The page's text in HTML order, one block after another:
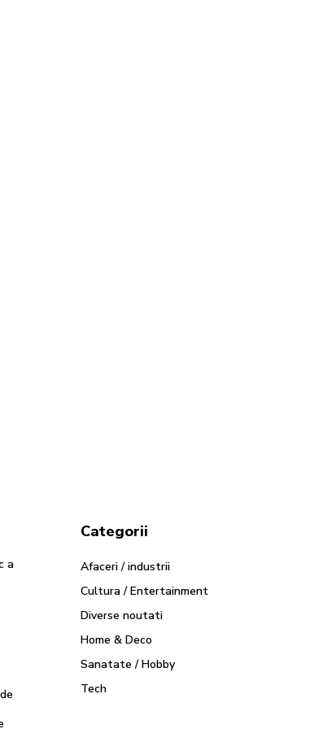
a
Categorii
Afaceri / industrii
Cultura / Entertainment
Diverse noutati
Home & Deco
Sanatate / Hobby
Tech